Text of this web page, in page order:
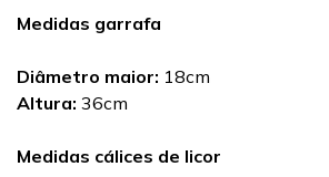
Medidas garrafa
Diâmetro maior: 18cm
Altura: 36cm
Medidas cálices de licor